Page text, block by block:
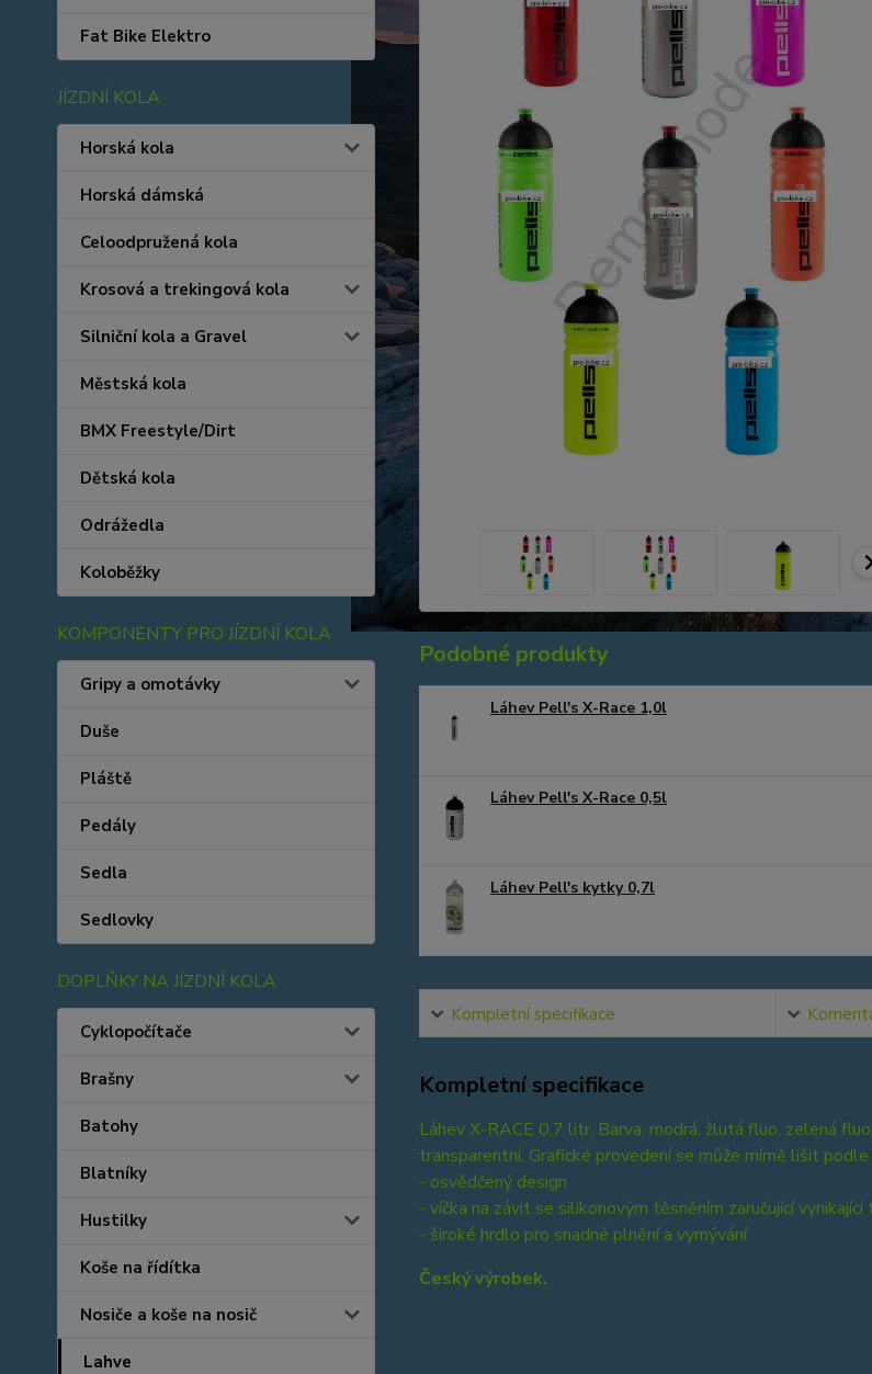
Fat Bike Elektro
JÍZDNÍ KOLA
Horská kola
Horská dámská
Celoodpružená kola
Krosová a trekingová kola
Silniční kola a Gravel
Městská kola
BMX Freestyle/Dirt
Dětská kola
Odrážedla
Koloběžky
KOMPONENTY PRO JÍZDNÍ KOLA
Gripy a omotávky
Duše
Pláště
Pedály
Sedla
Sedlovky
DOPLŇKY NA JÍZDNÍ KOLA
Cyklopočítače
Brašny
Batohy
Blatníky
Hustilky
Koše na řídítka
Nosiče a koše na nosič
Lahve
Podobné produkty
Láhev Pell's X-Race 1,0l
Láhev Pell's X-Race 0,5l
Láhev Pell's kytky 0,7l
Kompletní specifikace
Kompletní specifikace
Láhev X-RACE 0,7 litr. Barva: modrá, žlutá fluo, zelená
transparentní. Grafické provedení se může mírně lišit podle
- osvědčený design
- víčka na závit se silikonovým těsněním zaručující
- široké hrdlo pro snadné plnění a vymývání
Český výrobek.